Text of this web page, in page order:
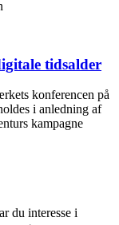
tidsalder
konferencen på
i anledning af
kampagne
du interesse i